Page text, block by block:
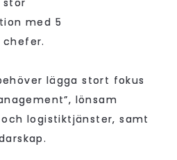
stor
med 5
lägga stort fokus
lönsam
logistiktjänster, samt